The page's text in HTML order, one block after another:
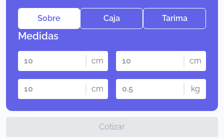
Sobre Caja Tarima
Medidas
cm cm
cm kg
Cotizar